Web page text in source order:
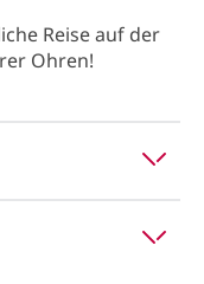
Reise auf der
Ohren!